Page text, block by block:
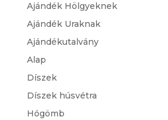
Ajándék Hölgyeknek
Ajándék Uraknak
Ajándékutalvány
Alap
Díszek
Díszek húsvétra
Hógömb